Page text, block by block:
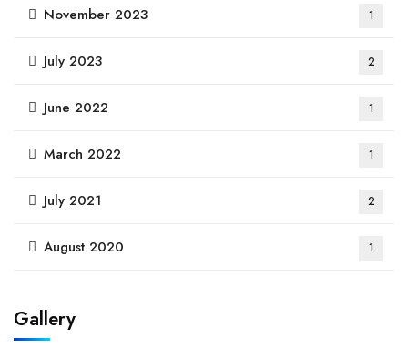
November 2023 1
July 2023 2
June 2022 1
March 2022 1
July 2021 2
August 2020 1
Gallery